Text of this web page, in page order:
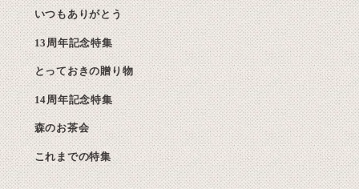
いつもありがとう
13周年記念特集
とっておきの贈り物
14周年記念特集
森のお茶会
これまでの特集